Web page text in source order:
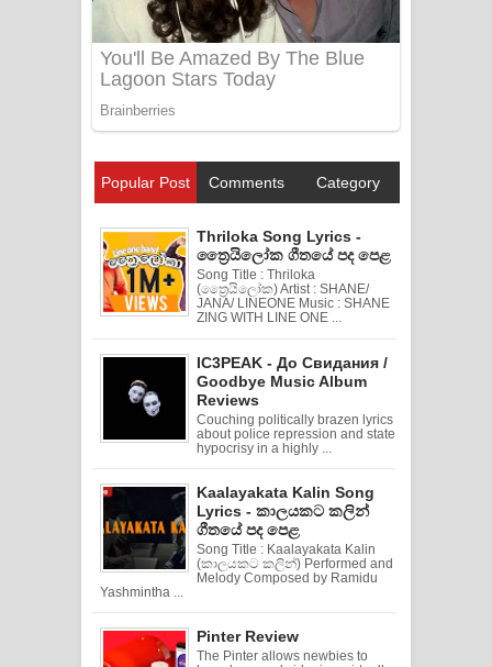
Popular Post Comments Category
Thriloka Song Lyrics -
ත්‍රෛයිලෝක ගීතයේ පද පෙළ
Song Title : Thriloka
(ත්‍රෛයිලෝක) Artist : SHANE/
JANA/ LINEONE Music : SHANE
ZING WITH LINE ONE ...
IC3PEAK - До Свидания /
Goodbye Music Album
Reviews
Couching politically brazen lyrics
about police repression and state
hypocrisy in a highly ...
Kaalayakata Kalin Song
Lyrics - කාලයකට කලින්
ගීතයේ පද පෙළ
Song Title : Kaalayakata Kalin
(කාලයකට කලින්) Performed and
Melody Composed by Ramidu
Yashmintha ...
Pinter Review
The Pinter allows newbies to